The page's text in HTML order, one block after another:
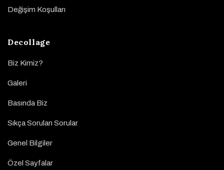
Değişim Koşulları
Decollage
Biz Kimiz?
Galeri
Basında Biz
Sıkça Sorulan Sorular
Genel Bilgiler
Özel Sayfalar